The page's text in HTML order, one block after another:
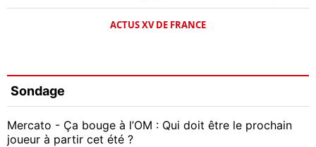
ACTUS XV DE FRANCE
Sondage
Mercato - Ça bouge à l’OM : Qui doit être le prochain
joueur à partir cet été ?